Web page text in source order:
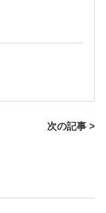
次の記事 >